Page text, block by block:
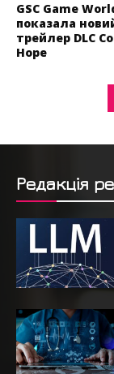
GSC Game
показала
трейлер DLC
Hope
Редакція